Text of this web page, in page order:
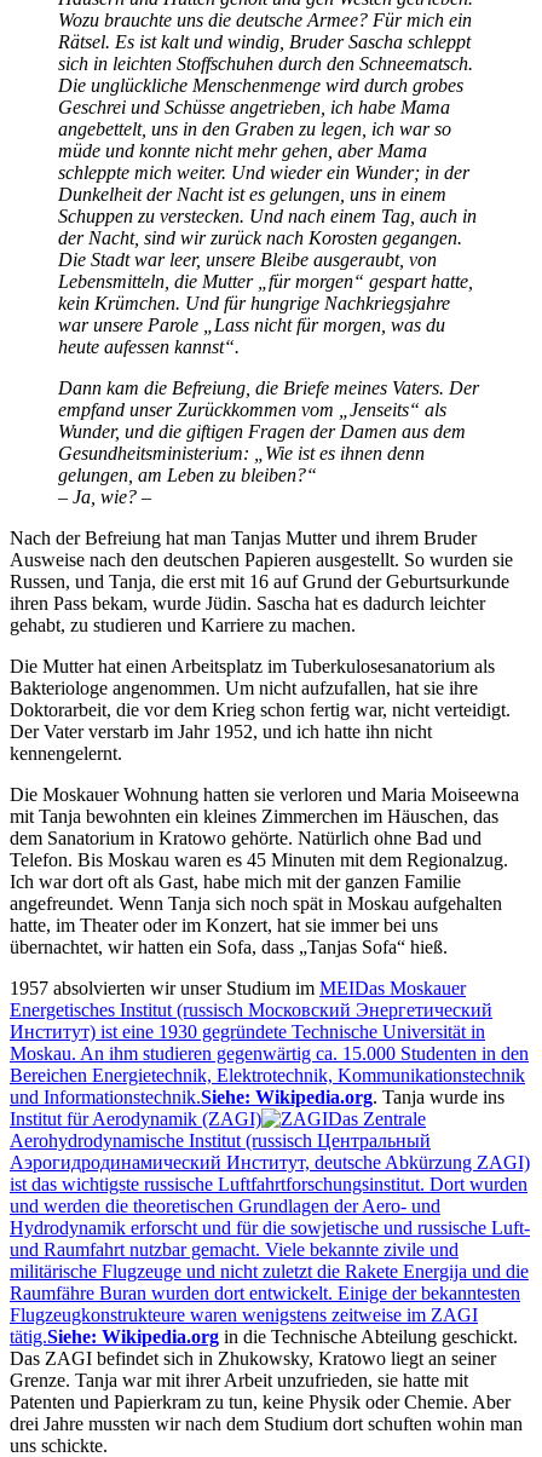
Wozu brauchte uns die deutsche Armee? Für mich ein
Rätsel. Es ist kalt und windig, Bruder Sascha schleppt
sich in leichten Stoffschuhen durch den Schneematsch.
Die unglückliche Menschenmenge wird durch grobes
Geschrei und Schüsse angetrieben, ich habe Mama
angebettelt, uns in den Graben zu legen, ich war so
müde und konnte nicht mehr gehen, aber Mama
schleppte mich weiter. Und wieder ein Wunder; in der
Dunkelheit der Nacht ist es gelungen, uns in einem
Schuppen zu verstecken. Und nach einem Tag, auch in
der Nacht, sind wir zurück nach Korosten gegangen.
Die Stadt war leer, unsere Bleibe ausgeraubt, von
Lebensmitteln, die Mutter
für morgen
gespart hatte,
kein Krümchen. Und für hungrige Nachkriegsjahre
war unsere Parole
Lass nicht für morgen, was du
heute aufessen kannst .
Dann kam die Befreiung, die Briefe meines Vaters. Der
empfand unser Zurückkommen vom
Jenseits
als
Wunder, und die giftigen Fragen der Damen aus dem
Gesundheitsministerium:
Wie ist es ihnen denn
gelungen, am Leben zu bleiben?
– Ja, wie? –
Nach der Befreiung hat man Tanjas Mutter und ihrem Bruder
Ausweise nach den deutschen Papieren ausgestellt. So wurden sie
Russen, und Tanja, die erst mit 16 auf Grund der Geburtsurkunde
ihren Pass bekam, wurde Jüdin. Sascha hat es dadurch leichter
gehabt, zu studieren und Karriere zu machen.
Die Mutter hat einen Arbeitsplatz im Tuberkulosesanatorium als
Bakteriologe angenommen. Um nicht aufzufallen, hat sie ihre
Doktorarbeit, die vor dem Krieg schon fertig war, nicht verteidigt.
Der Vater verstarb im Jahr 1952, und ich hatte ihn nicht
kennengelernt.
Die Moskauer Wohnung hatten sie verloren und Maria Moiseewna
mit Tanja bewohnten ein kleines Zimmerchen im Häuschen, das
dem Sanatorium in Kratowo gehörte. Natürlich ohne Bad und
Telefon. Bis Moskau waren es 45 Minuten mit dem Regionalzug.
Ich war dort oft als Gast, habe mich mit der ganzen Familie
angefreundet. Wenn Tanja sich noch spät in Moskau aufgehalten
hatte, im Theater oder im Konzert, hat sie immer bei uns
übernachtet, wir hatten ein Sofa, dass
Tanjas Sofa
hieß.
1957 absolvierten wir unser Studium im MEIDas Moskauer
Energetisches Institut (russisch Московский Энергетический
Институт) ist eine 1930 gegründete Technische Universität in
Moskau. An ihm studieren gegenwärtig ca. 15.000 Studenten in den
Bereichen Energietechnik, Elektrotechnik, Kommunikationstechnik
und Informationstechnik.Siehe: Wikipedia.org. Tanja wurde ins
Institut für Aerodynamik (ZAGI)
Das Zentrale
Aerohydrodynamische Institut (russisch Центральный
Аэрогидродинамический Институт, deutsche Abkürzung ZAGI)
ist das wichtigste russische Luftfahrtforschungsinstitut. Dort wurden
und werden die theoretischen Grundlagen der Aero- und
Hydrodynamik erforscht und für die sowjetische und russische Luft-
und Raumfahrt nutzbar gemacht. Viele bekannte zivile und
militärische Flugzeuge und nicht zuletzt die Rakete Energija und die
Raumfähre Buran wurden dort entwickelt. Einige der bekanntesten
Flugzeugkonstrukteure waren wenigstens zeitweise im ZAGI
tätig.Siehe: Wikipedia.org in die Technische Abteilung geschickt.
Das ZAGI befindet sich in Zhukowsky, Kratowo liegt an seiner
Grenze. Tanja war mit ihrer Arbeit unzufrieden, sie hatte mit
Patenten und Papierkram zu tun, keine Physik oder Chemie. Aber
drei Jahre mussten wir nach dem Studium dort schuften wohin man
uns schickte.